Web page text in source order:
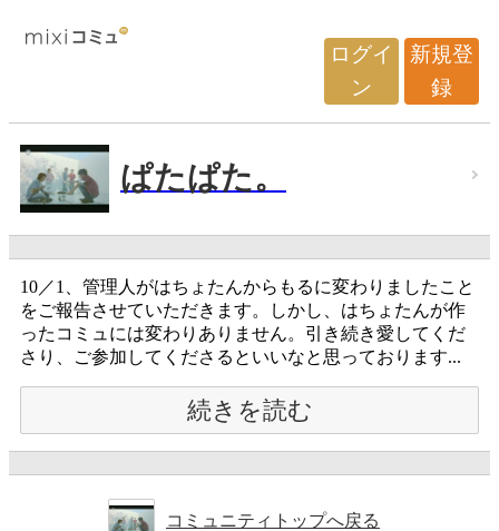
ログイ
ン
新規登
録
ぱたぱた。
10／1、管理人がはちょたんからもるに変わりましたこと
をご報告させていただきます。しかし、はちょたんが作
ったコミュには変わりありません。引き続き愛してくだ
さり、ご参加してくださるといいなと思っております...
続きを読む
コミュニティトップへ戻る